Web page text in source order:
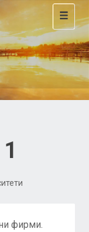
Toggle
фирми.